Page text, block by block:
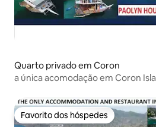
Quarto privado em Coron
a única acomodação em Coron
Favorito dos hóspedes
Favorito dos hóspedes